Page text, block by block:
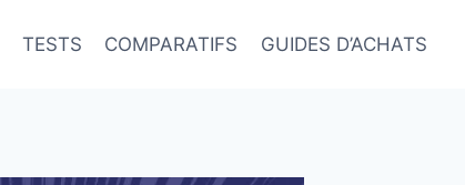
TESTS COMPARATIFS GUIDES D’ACHATS